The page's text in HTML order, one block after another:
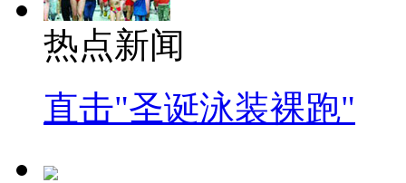
热点新闻
直击"圣诞泳装裸跑"